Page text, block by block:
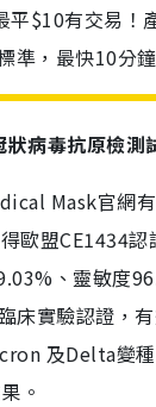
平$10有交易！
準，最快10分
狀病毒抗原檢測
Mask官網
歐盟CE1434認
、靈敏度
床實驗認證，
及Delta變
。